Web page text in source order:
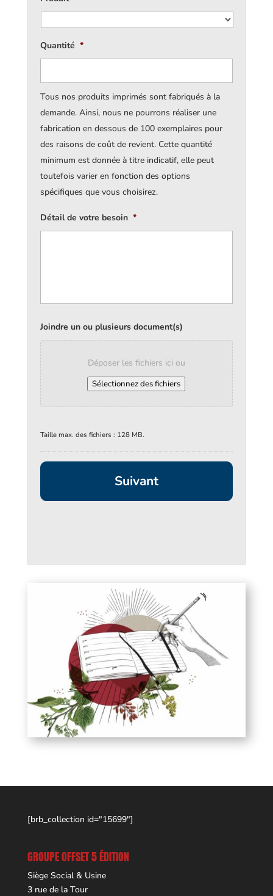
Quantité *
Tous nos produits imprimés sont fabriqués à la
demande. Ainsi, nous ne pourrons réaliser une
fabrication en dessous de 100 exemplaires pour
des raisons de coût de revient. Cette quantité
minimum est donnée à titre indicatif, elle peut
toutefois varier en fonction des options
spécifiques que vous choisirez.
Détail de votre besoin *
Joindre un ou plusieurs document(s)
Déposer les fichiers ici ou
Sélectionnez des fichiers
Taille max. des fichiers : 128 MB.
[brb_collection id="15699"]
GROUPE OFFSET 5 ÉDITION
Siège Social & Usine
3 rue de la Tour